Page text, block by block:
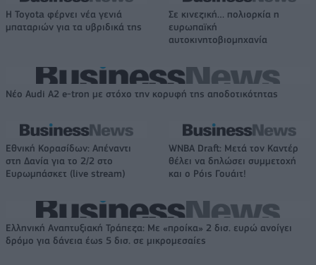
Η Toyota φέρνει νέα γενιά
μπαταριών για τα υβριδικά της
Σε κινεζική… πολιορκία η
ευρωπαϊκή
αυτοκινητοβιομηχανία
Νέο Audi A2 e-tron με στόχο την κορυφή της αποδοτικότητας
Εθνική Κορασίδων: Απέναντι
στη Δανία για το 2/2 στο
Ευρωμπάσκετ (live stream)
WNBA Draft: Μετά τον Καντέρ
θέλει να δηλώσει συμμετοχή
και ο Ρόις Γουάιτ!
Ελληνική Αναπτυξιακή Τράπεζα: Με «προίκα» 2 δισ. ευρώ ανοίγει
δρόμο για δάνεια έως 5 δισ. σε μικρομεσαίες